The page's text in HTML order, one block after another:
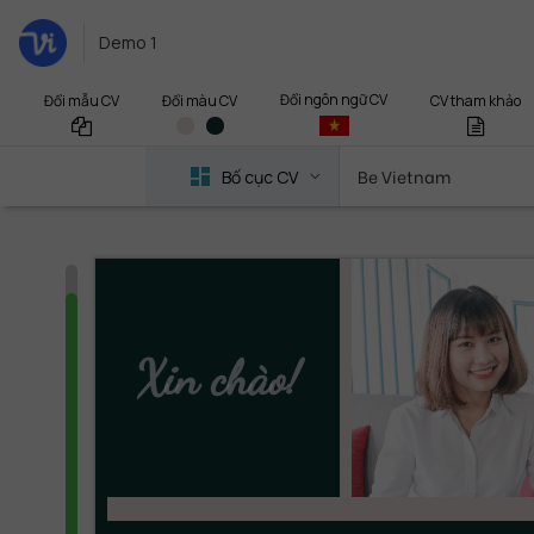
Demo 1
Đổi mẫu CV Đổi màu CV Đổi ngôn ngữ CV CV tham khảo
Bố cục CV Be Vietnam
Xin chào!